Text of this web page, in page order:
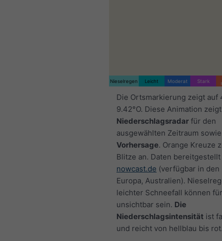
Nieselregen Leicht Moderat Stark
Die Ortsmarkierung zeigt auf
9.42°O. Diese Animation
Niederschlagsradar für den
ausgewählten Zeitraum
Vorhersage. Orange Kreuze
Blitze an. Daten
nowcast.de (verfügbar in den
Europa, Australien).
leichter Schneefall können
unsichtbar sein. Die
Niederschlagsintensität ist
und reicht von hellblau bis